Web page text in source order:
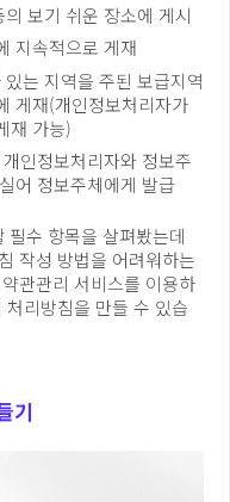
보기 쉬운 장소에 게시
지속적으로 게재
는 지역을 주된 보급지역
게재(개인정보처리자가
재 가능)
인정보처리자와 정보주
어 정보주체에게 발급
필수 항목을 살펴봤는데
작성 방법을 어려워하는
관관리 서비스를 이용하
리방침을 만들 수 있습
기